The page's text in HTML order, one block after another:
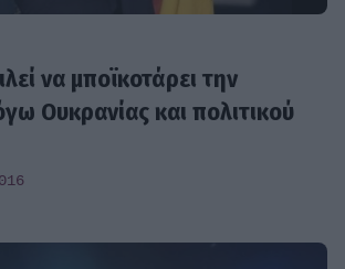
να μποϊκοτάρει την
Ουκρανίας και πολιτικού